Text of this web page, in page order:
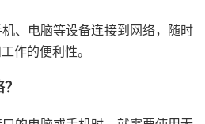
、电脑等设备连接到网络，随时
作的便利性。